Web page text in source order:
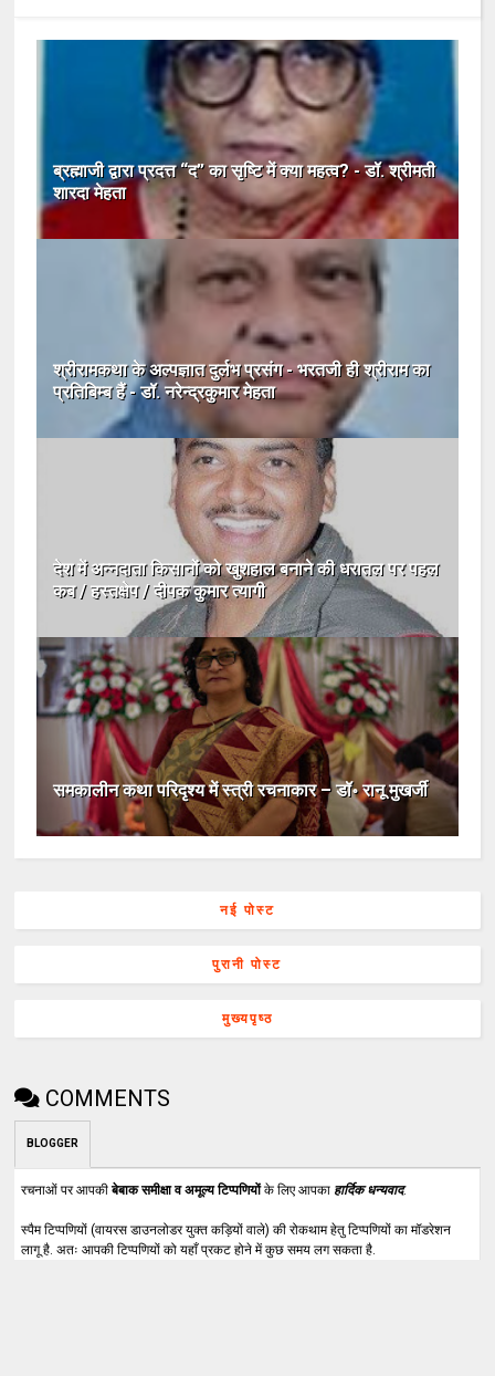
ब्रह्माजी द्वारा प्रदत्त “द” का सृष्टि में क्या महत्व? - डॉ. श्रीमती
शारदा मेहता
श्रीरामकथा के अल्पज्ञात दुर्लभ प्रसंग - भरतजी ही श्रीराम का
प्रतिबिम्ब हैं - डॉ. नरेन्द्रकुमार मेहता
देश में अन्नदाता किसानों को खुशहाल बनाने की धरातल पर पहल
कब / हस्तक्षेप / दीपक कुमार त्यागी
समकालीन कथा परिदृश्य में स्त्री रचनाकार – डॉ॰ रानू मुखर्जी
नई पोस्ट
पुरानी पोस्ट
मुख्यपृष्ठ
COMMENTS
BLOGGER
रचनाओं पर आपकीबेबाक समीक्षा व अमूल्य टिप्पणियोंके लिए आपका हार्दिक धन्यवाद.
स्पैम टिप्पणियों (वायरस डाउनलोडर युक्त कड़ियों वाले) की रोकथाम हेतु टिप्पणियों का मॉडरेशन
लागू है. अतः आपकी टिप्पणियों को यहाँ प्रकट होने में कुछ समय लग सकता है.